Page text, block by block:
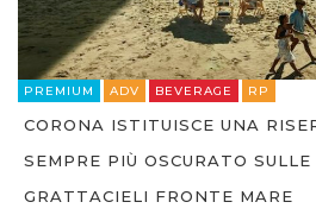
PREMIUM ADV BEVERAGE RP
CORONA ISTITUISCE UNA
SEMPRE PIÙ OSCURATO
GRATTACIELI FRONTE MARE